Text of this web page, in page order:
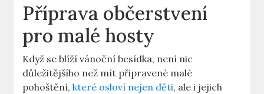
Příprava občerstvení
pro malé hosty
Když se blíží vánoční besídka, není nic
důležitějšího než mít připravené malé
pohoštění,které osloví nejen děti, ale i jejich